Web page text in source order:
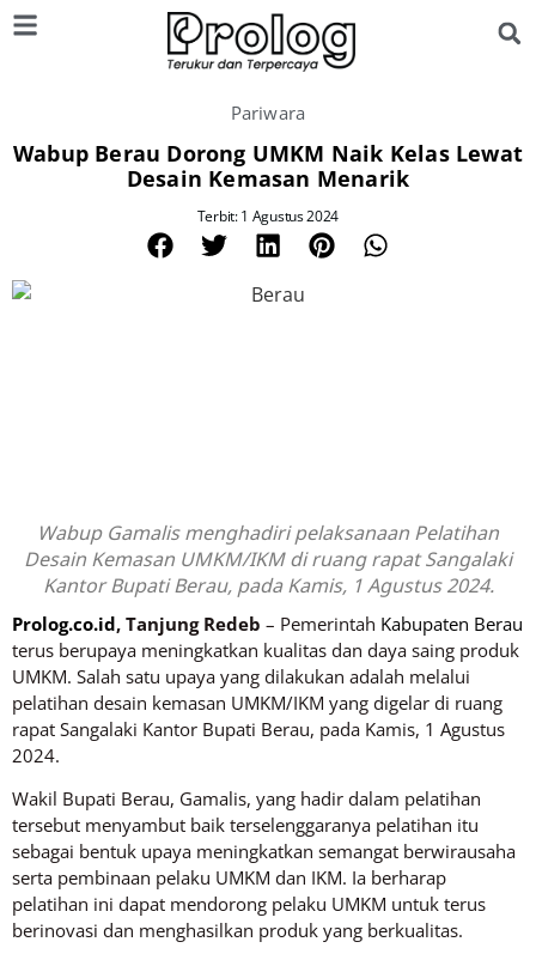
Pariwara
Wabup Berau Dorong UMKM Naik Kelas Lewat
Desain Kemasan Menarik
Terbit: 1 Agustus 2024
Wabup Gamalis menghadiri pelaksanaan Pelatihan
Desain Kemasan UMKM/IKM di ruang rapat Sangalaki
Kantor Bupati Berau, pada Kamis, 1 Agustus 2024.
Prolog.co.id, Tanjung Redeb – Pemerintah Kabupaten Berau
terus berupaya meningkatkan kualitas dan daya saing produk
UMKM. Salah satu upaya yang dilakukan adalah melalui
pelatihan desain kemasan UMKM/IKM yang digelar di ruang
rapat Sangalaki Kantor Bupati Berau, pada Kamis, 1 Agustus
2024.
Wakil Bupati Berau, Gamalis, yang hadir dalam pelatihan
tersebut menyambut baik terselenggaranya pelatihan itu
sebagai bentuk upaya meningkatkan semangat berwirausaha
serta pembinaan pelaku UMKM dan IKM. Ia berharap
pelatihan ini dapat mendorong pelaku UMKM untuk terus
berinovasi dan menghasilkan produk yang berkualitas.